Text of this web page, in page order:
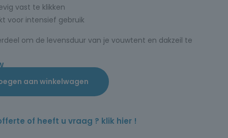
vast te klikken
voor intensief gebruik
om de levensduur van je vouwtent en dakzeil te
aan winkelwagen
of heeft u vraag ? klik hier !